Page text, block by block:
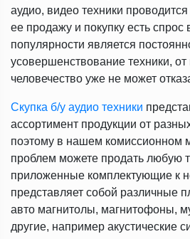
аудио, видео техники проводится
ее продажу и покупку есть спрос
популярности является
усовершенствование техники,
человечество уже не может
Скупка б/у аудио техники
ассортимент продукции от
поэтому в нашем комиссионном
проблем можете продать любую
приложенные комплектующие к
представляет собой различные
авто магнитолы, магнитофоны,
другие, например акустические